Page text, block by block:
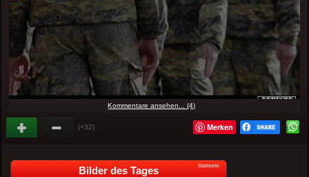
Kommentare ansehen... (4)
(+32) Merken
Bilder des Tages Startseite